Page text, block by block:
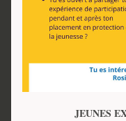
JEUNES